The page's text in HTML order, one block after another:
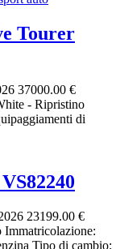
Tourer
37000.00 €
- Ripristino
di
23199.00 €
Tipo di cambio: